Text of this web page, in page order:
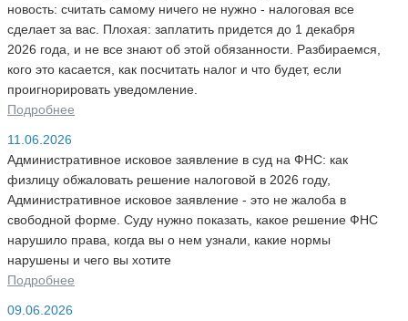
новость: считать самому ничего не нужно - налоговая все
сделает за вас. Плохая: заплатить придется до 1 декабря
2026 года, и не все знают об этой обязанности. Разбираемся,
кого это касается, как посчитать налог и что будет, если
проигнорировать уведомление.
Подробнее
11.06.2026
Административное исковое заявление в суд на ФНС: как
физлицу обжаловать решение налоговой в 2026 году,
Административное исковое заявление - это не жалоба в
свободной форме. Суду нужно показать, какое решение ФНС
нарушило права, когда вы о нем узнали, какие нормы
нарушены и чего вы хотите
Подробнее
09.06.2026